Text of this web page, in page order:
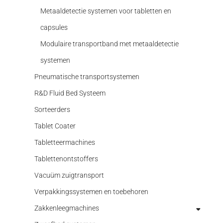
Toebehoren
Veerelementen
Metaaldetectie systemen voor tabletten en
capsules
Modulaire transportband met metaaldetectie
systemen
Pneumatische transportsystemen
R&D Fluid Bed Systeem
Sorteerders
Tablet Coater
Tabletteermachines
Tablettenontstoffers
Vacuüm zuigtransport
Verpakkingssystemen en toebehoren
Zakkenleegmachines